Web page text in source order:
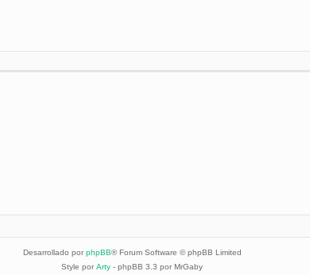
Desarrollado por phpBB® Forum Software © phpBB Limited
Style por Arty - phpBB 3.3 por MrGaby